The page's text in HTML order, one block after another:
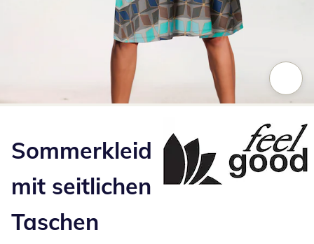
Sommerkleid
mit seitlichen
Taschen